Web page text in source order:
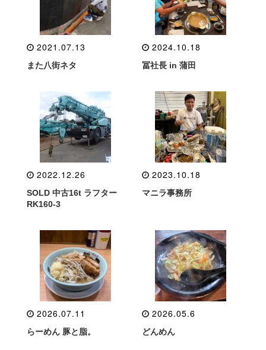
2021.07.13
また八街ネタ
2024.10.18
冨社長 in 蒲田
2022.12.26
SOLD 中古16t ラフター
RK160-3
2023.10.18
マニラ事務所
2026.07.11
らーめん 豚と脂。
2026.05.6
どんめん